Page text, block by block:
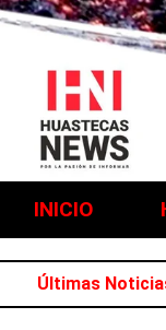
INICIO
Últimas
el primer